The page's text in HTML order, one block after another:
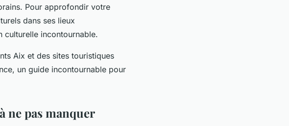
Pour approfondir votre
dans ses lieux
culturelle incontournable.
Aix et des sites touristiques
un guide incontournable pour
ne pas manquer